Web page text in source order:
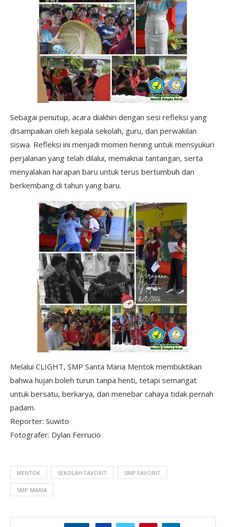
Sebagai penutup, acara diakhiri dengan sesi refleksi yang
disampaikan oleh kepala sekolah, guru, dan perwakilan
siswa. Refleksi ini menjadi momen hening untuk mensyukuri
perjalanan yang telah dilalui, memaknai tantangan, serta
menyalakan harapan baru untuk terus bertumbuh dan
berkembang di tahun yang baru.
Melalui CLIGHT, SMP Santa Maria Mentok membuktikan
bahwa hujan boleh turun tanpa henti, tetapi semangat
untuk bersatu, berkarya, dan menebar cahaya tidak pernah
padam.
Reporter: Suwito
Fotografer: Dylan Ferrucio
MENTOK SEKOLAH FAVORIT SMP FAVORIT
SMP MARIA